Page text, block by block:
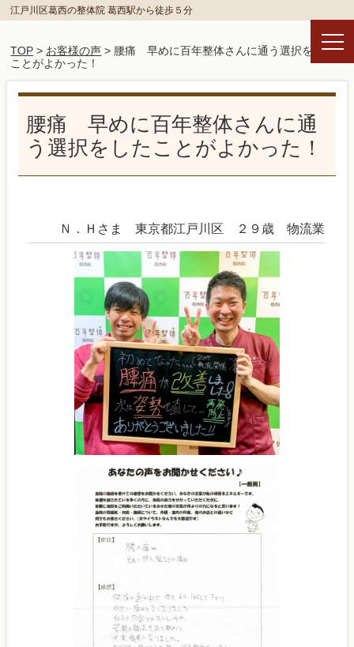
江戸川区葛西の整体院 葛西駅から徒歩５分
TOP > お客様の声 > 腰痛 早めに百年整体さんに通う選択をした
ことがよかった！
腰痛 早めに百年整体さんに通
う選択をしたことがよかった！
Ｎ．Ｈさま 東京都江戸川区 ２９歳 物流業